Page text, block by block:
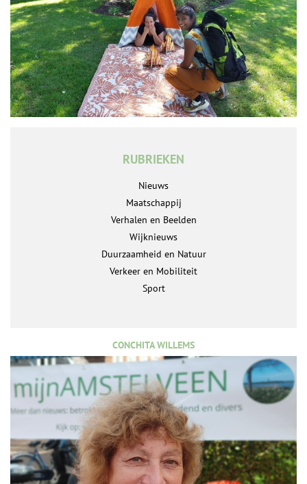
RUBRIEKEN
Nieuws
Maatschappij
Verhalen en Beelden
Wijknieuws
Duurzaamheid en Natuur
Verkeer en Mobiliteit
Sport
CONCHITA WILLEMS